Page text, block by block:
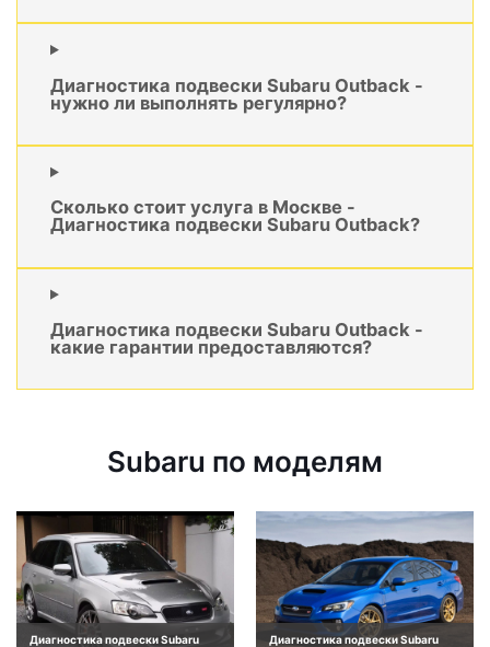
Диагностика подвески Subaru Outback -
нужно ли выполнять регулярно?
Сколько стоит услуга в Москве -
Диагностика подвески Subaru Outback?
Диагностика подвески Subaru Outback -
какие гарантии предоставляются?
Subaru по моделям
Диагностика подвески Subaru
Диагностика подвески Subaru